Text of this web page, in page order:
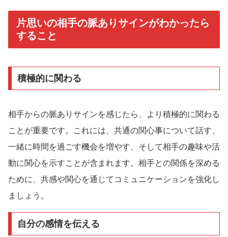
片思いの相手の脈ありサインがわかったら
すること
積極的に関わる
相手からの脈ありサインを感じたら、より積極的に関わる
ことが重要です。これには、共通の関心事について話す、
一緒に時間を過ごす機会を増やす、そして相手の趣味や活
動に関心を示すことが含まれます。相手との関係を深める
ために、共感や関心を通じてコミュニケーションを強化し
ましょう。
自分の感情を伝える